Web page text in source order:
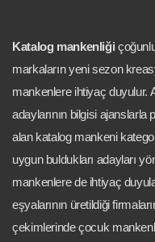
Katalog mankenliği
markaların yeni sezon
mankenlere ihtiyaç duyulur.
adaylarının bilgisi ajanslarla
alan katalog mankeni
uygun buldukları adayları
mankenlere de ihtiyaç
eşyalarının üretildiği
çekimlerinde çocuk